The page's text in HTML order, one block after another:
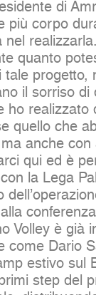
di
più corpo
quanto
progetto,
il sorriso di
ho realizzato
quello che
anche con
qui ed è
la Lega
Volley è già
come Dario
estivo sul
step del